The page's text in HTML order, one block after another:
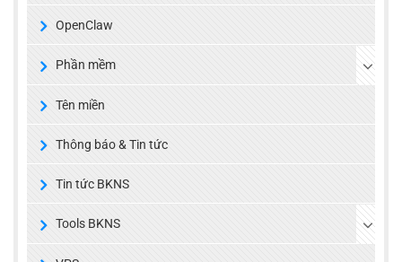
OpenClaw
Phần mềm
Tên miền
Thông báo & Tin tức
Tin tức BKNS
Tools BKNS